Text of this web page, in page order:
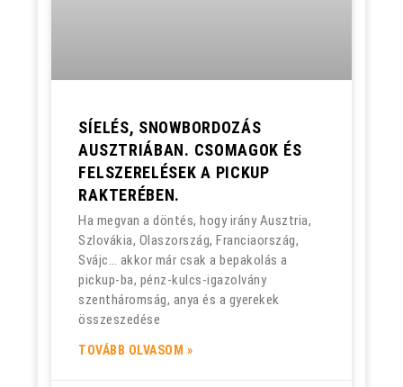
SÍELÉS, SNOWBORDOZÁS
AUSZTRIÁBAN. CSOMAGOK ÉS
FELSZERELÉSEK A PICKUP
RAKTERÉBEN.
Ha megvan a döntés, hogy irány Ausztria,
Szlovákia, Olaszország, Franciaország,
Svájc… akkor már csak a bepakolás a
pickup-ba, pénz-kulcs-igazolvány
szentháromság, anya és a gyerekek
összeszedése
TOVÁBB OLVASOM »